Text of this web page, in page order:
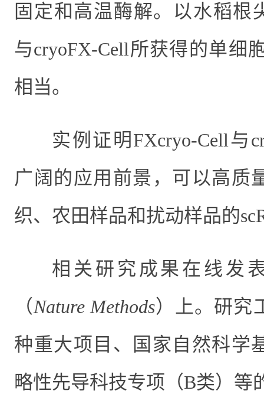
固定和高温酶解。以水稻根
与cryoFX-Cell所获得的单细
相当。
实例证明FXcryo-Cell与
广阔的应用前景，可以高质
织、农田样品和扰动样品的
相关研究成果在线发
（Nature Methods）上。研究
种重大项目、国家自然科学
略性先导科技专项（B类）等